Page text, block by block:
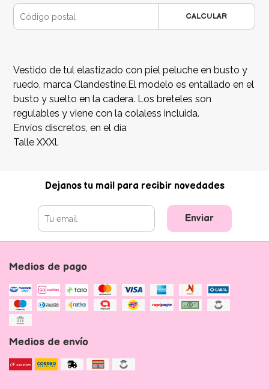
CALCULAR
Vestido de tul elastizado con piel peluche en busto y
ruedo, marca Clandestine.El modelo es entallado en el
busto y suelto en la cadera. Los breteles son
regulables y viene con la colaless incluida.
Envíos discretos, en el día
Talle XXXl.
Dejanos tu mail para recibir novedades
Enviar
Medios de pago
Medios de envío